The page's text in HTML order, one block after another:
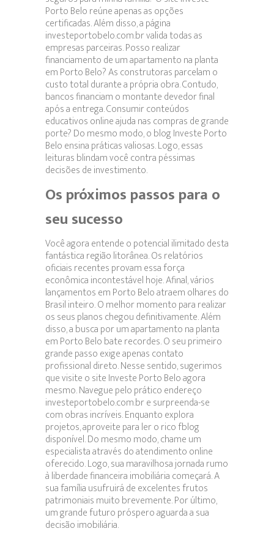
Porto Belo reúne apenas as opções
certificadas. Além disso, a página
investeportobelo.com.br valida todas as
empresas parceiras. Posso realizar
financiamento de um apartamento na planta
em Porto Belo? As construtoras parcelam o
custo total durante a própria obra. Contudo,
bancos financiam o montante devedor final
após a entrega. Consumir conteúdos
educativos online ajuda nas compras de grande
porte? Do mesmo modo, o blog Investe Porto
Belo ensina práticas valiosas. Logo, essas
leituras blindam você contra péssimas
decisões de investimento.
Os próximos passos para o
seu sucesso
Você agora entende o potencial ilimitado desta
fantástica região litorânea. Os relatórios
oficiais recentes provam essa força
econômica incontestável hoje. Afinal, vários
lançamentos em Porto Belo atraem olhares do
Brasil inteiro. O melhor momento para realizar
os seus planos chegou definitivamente. Além
disso, a busca por um apartamento na planta
em Porto Belo bate recordes. O seu primeiro
grande passo exige apenas contato
profissional direto. Nesse sentido, sugerimos
que visite o site Investe Porto Belo agora
mesmo. Navegue pelo prático endereço
investeportobelo.com.br e surpreenda-se
com obras incríveis. Enquanto explora
projetos, aproveite para ler o rico fblog
disponível. Do mesmo modo, chame um
especialista através do atendimento online
oferecido. Logo, sua maravilhosa jornada rumo
à liberdade financeira imobiliária começará. A
sua família usufruirá de excelentes frutos
patrimoniais muito brevemente. Por último,
um grande futuro próspero aguarda a sua
decisão imobiliária.